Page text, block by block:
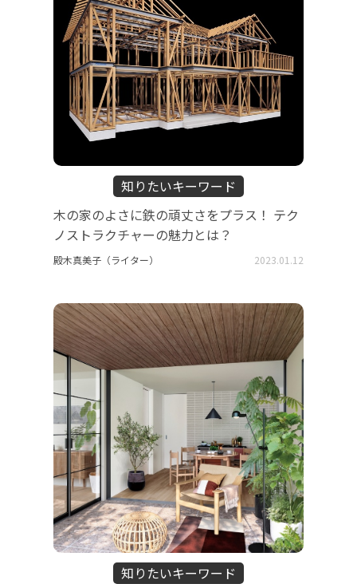
知りたいキーワード
木の家のよさに鉄の頑丈さをプラス！ テク
ノストラクチャーの魅力とは？
殿木真美子（ライター） 2023.01.12
知りたいキーワード